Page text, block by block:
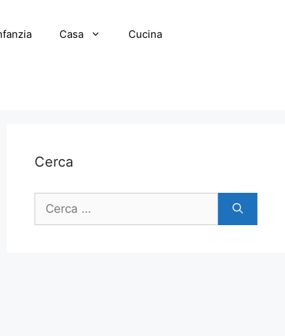
Casa Cucina
Cerca
Ricerca